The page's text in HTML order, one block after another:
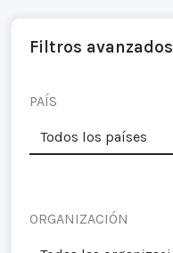
Filtros avanzados
PAÍS
ORGANIZACIÓN